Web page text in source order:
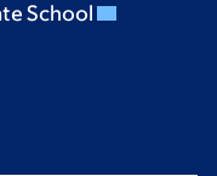
School